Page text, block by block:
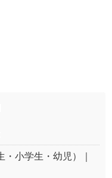
小学生・幼児）｜